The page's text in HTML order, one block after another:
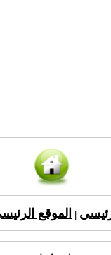
الموقع